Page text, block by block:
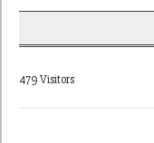
479 Visitors